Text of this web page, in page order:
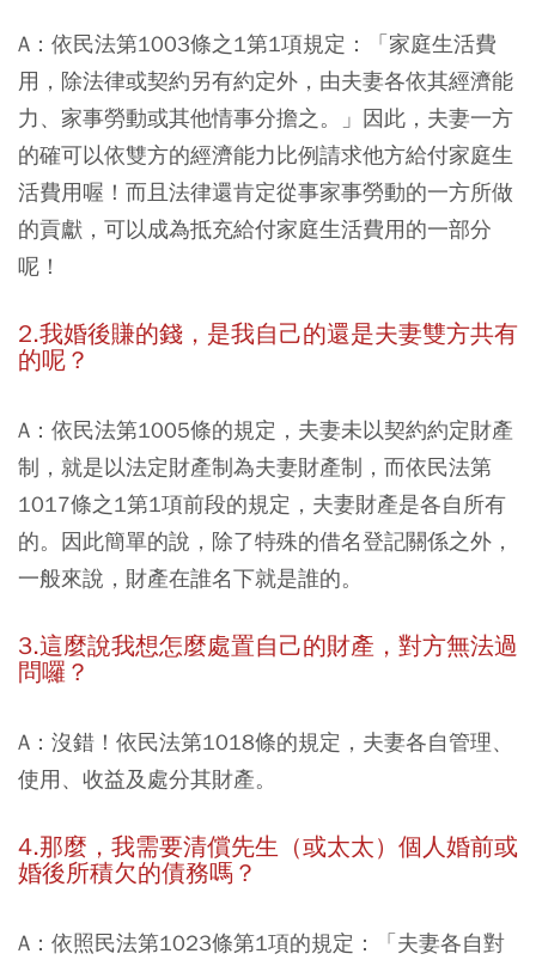
A：依民法第1003條之1第1項規定：「家庭生活費
用，除法律或契約另有約定外，由夫妻各依其經濟能
力、家事勞動或其他情事分擔之。」因此，夫妻一方
的確可以依雙方的經濟能力比例請求他方給付家庭生
活費用喔！而且法律還肯定從事家事勞動的一方所做
的貢獻，可以成為抵充給付家庭生活費用的一部分
呢！
2.我婚後賺的錢，是我自己的還是夫妻雙方共有
的呢？
A：依民法第1005條的規定，夫妻未以契約約定財產
制，就是以法定財產制為夫妻財產制，而依民法第
1017條之1第1項前段的規定，夫妻財產是各自所有
的。因此簡單的說，除了特殊的借名登記關係之外，
一般來說，財產在誰名下就是誰的。
3.這麼說我想怎麼處置自己的財產，對方無法過
問囉？
A：沒錯！依民法第1018條的規定，夫妻各自管理、
使用、收益及處分其財產。
4.那麼，我需要清償先生（或太太）個人婚前或
婚後所積欠的債務嗎？
A：依照民法第1023條第1項的規定：「夫妻各自對